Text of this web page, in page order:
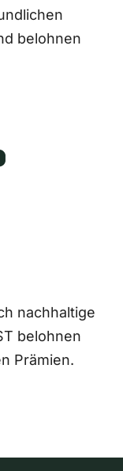
belohnen
nachhaltige
belohnen
Prämien.